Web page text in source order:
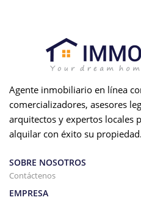
Agente inmobiliario en línea
comercializadores, asesores
arquitectos y expertos locales
alquilar con éxito su propiedad.
SOBRE NOSOTROS
Contáctenos
EMPRESA